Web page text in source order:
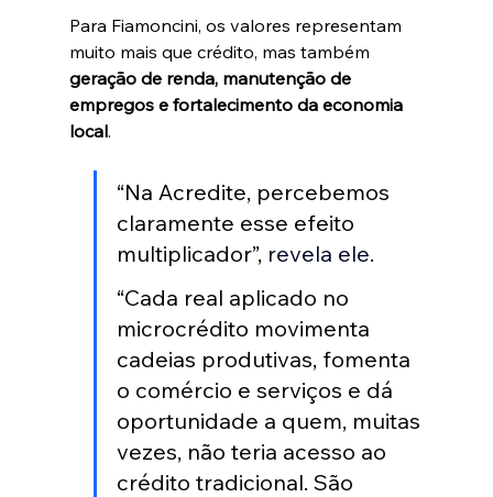
Para Fiamoncini, os valores representam
muito mais que crédito, mas também
geração de renda, manutenção de
empregos e fortalecimento da economia
local.
“Na Acredite, percebemos
claramente esse efeito
multiplicador”, revela ele.
“Cada real aplicado no
microcrédito movimenta
cadeias produtivas, fomenta
o comércio e serviços e dá
oportunidade a quem, muitas
vezes, não teria acesso ao
crédito tradicional. São